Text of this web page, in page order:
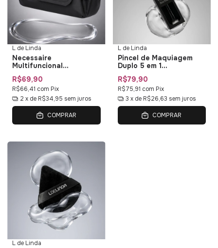
L de Linda
Necessaire
Multifuncional
Impermeável L de Linda
— Bolsa de Maquiagem
com Organizadores
R$69,90
R$66,41 com Pix
2 x de R$34,95 sem juros
COMPRAR
L de Linda
Pincel de Maquiagem
Duplo 5 em 1
Multifuncional Duo Multi
01 L de Linda
R$79,90
R$75,91 com Pix
3 x de R$26,63 sem juros
COMPRAR
L de Linda